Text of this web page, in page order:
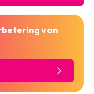
van